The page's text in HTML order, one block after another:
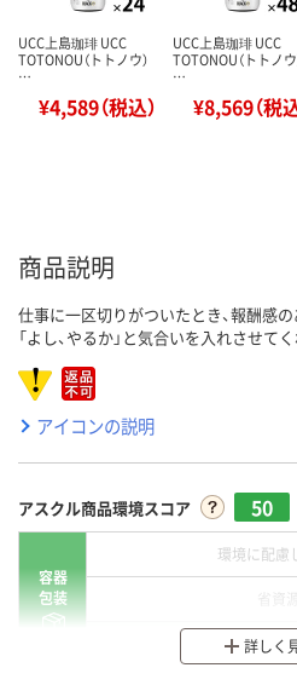
UCC上島珈琲 UCC
TOTONOU（トトノウ）
…
¥4,589（税込）
UCC上島珈琲 UCC
TOTONOU（トトノウ
…
¥8,569（税
商品説明
仕事に一区切りがついたとき、報酬感
「よし、やるか」と気合いを入れさせて
アイコンの説明
アスクル商品環境スコア 50
容器
包装
環境に配慮
分別・リサイ
詳しく